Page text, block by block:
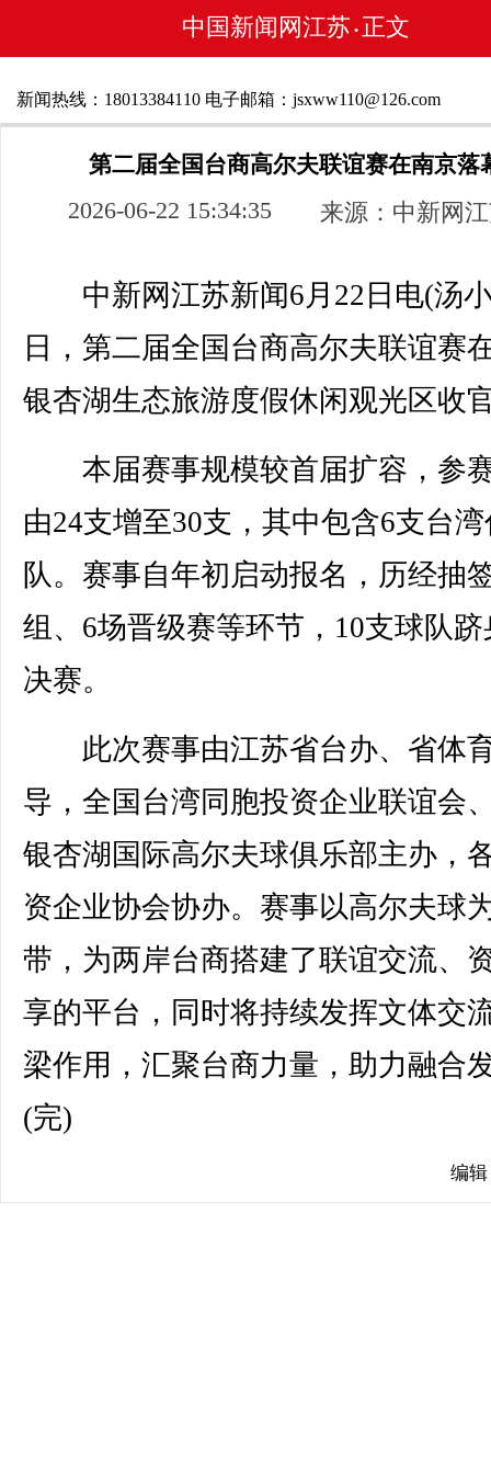
中国新闻网江苏 • 正文
新闻热线：18013384110 电子邮箱：jsxww110@126.com
第二届全国台商高尔夫联谊赛在南京落
2026-06-22 15:34:35 来源：中新网
中新网江苏新闻6月22日电(汤
日，第二届全国台商高尔夫联谊赛
银杏湖生态旅游度假休闲观光区收
本届赛事规模较首届扩容，参
由24支增至30支，其中包含6支台
队。赛事自年初启动报名，历经抽
组、6场晋级赛等环节，10支球队跻
决赛。
此次赛事由江苏省台办、省体
导，全国台湾同胞投资企业联谊会
银杏湖国际高尔夫球俱乐部主办，
资企业协会协办。赛事以高尔夫球
带，为两岸台商搭建了联谊交流、
享的平台，同时将持续发挥文体交
梁作用，汇聚台商力量，助力融合
(完)
编